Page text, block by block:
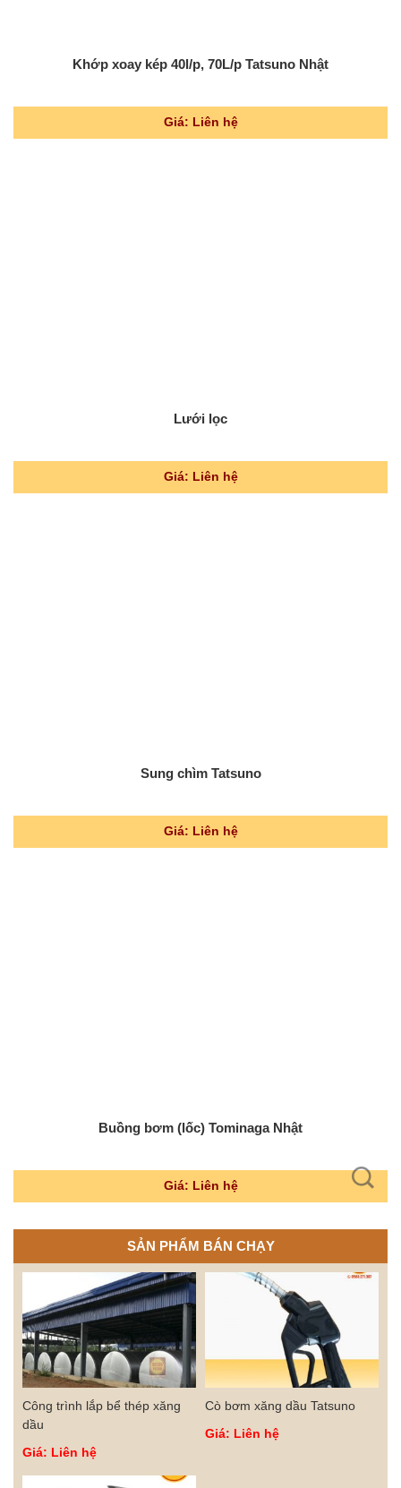
Khớp xoay kép 40l/p, 70L/p Tatsuno Nhật
Giá: Liên hệ
Lưới lọc
Giá: Liên hệ
Sung chìm Tatsuno
Giá: Liên hệ
Buồng bơm (lốc) Tominaga Nhật
Giá: Liên hệ
SẢN PHẨM BÁN CHẠY
Công trình lắp bể thép xăng
dầu
Giá: Liên hệ
Cò bơm xăng dầu Tatsuno
Giá: Liên hệ